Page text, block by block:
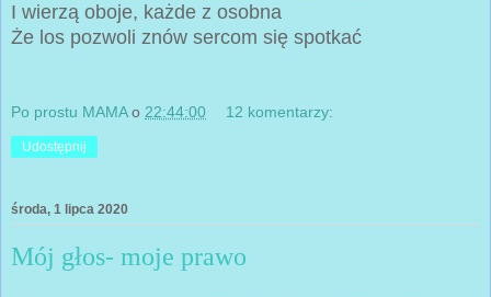
I wierzą oboje, każde z osobna
Że los pozwoli znów sercom się spotkać
Po prostu MAMA o 22:44:00 12 komentarzy:
Udostępnij
środa, 1 lipca 2020
Mój głos- moje prawo